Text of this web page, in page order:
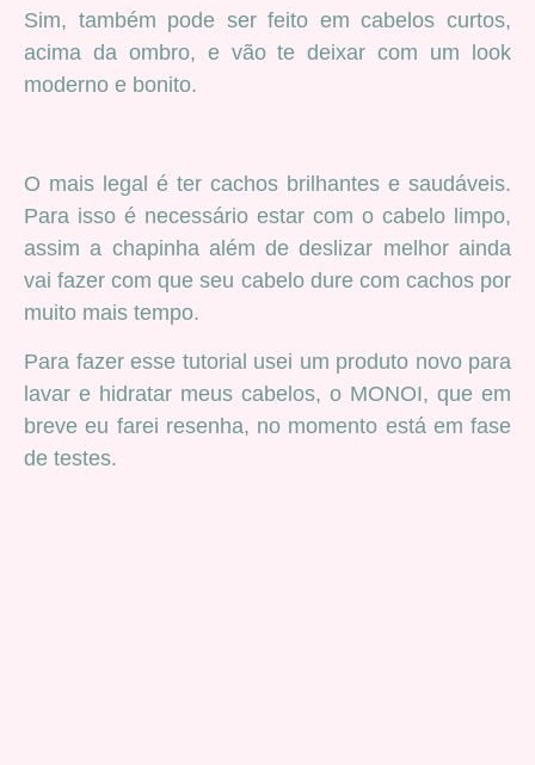
Sim, também pode ser feito em cabelos curtos,
acima da ombro, e vão te deixar com um look
moderno e bonito.
O mais legal é ter cachos brilhantes e saudáveis.
Para isso é necessário estar com o cabelo limpo,
assim a chapinha além de deslizar melhor ainda
vai fazer com que seu cabelo dure com cachos por
muito mais tempo.
Para fazer esse tutorial usei um produto novo para
lavar e hidratar meus cabelos, o MONOI, que em
breve eu farei resenha, no momento está em fase
de testes.